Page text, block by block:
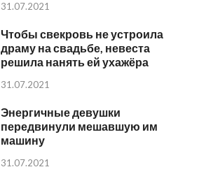
31.07.2021
Чтобы свекровь не устроила
драму на свадьбе, невеста
решила нанять ей ухажёра
31.07.2021
Энергичные девушки
передвинули мешавшую им
машину
31.07.2021